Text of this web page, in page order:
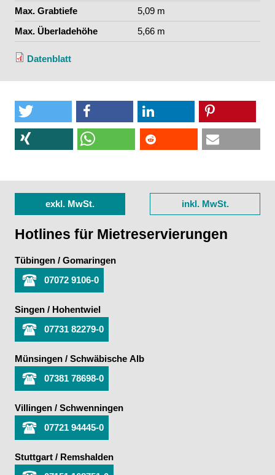
Max. Grabtiefe
5,09 m
Max. Überladehöhe
5,66 m
Datenblatt
exkl. MwSt. inkl. MwSt.
Hotlines für Mietreservierungen
Tübingen / Gomaringen
07072 9106-0
Singen / Hohentwiel
07731 82279-0
Münsingen / Schwäbische Alb
07381 78698-0
Villingen / Schwenningen
07721 94445-0
Stuttgart / Remshalden